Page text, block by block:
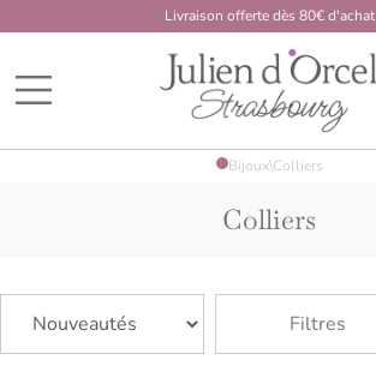
Livraison offerte dès 80€ d'achat
BDK Dome
Bijoux\Colliers
Colliers
Filtres